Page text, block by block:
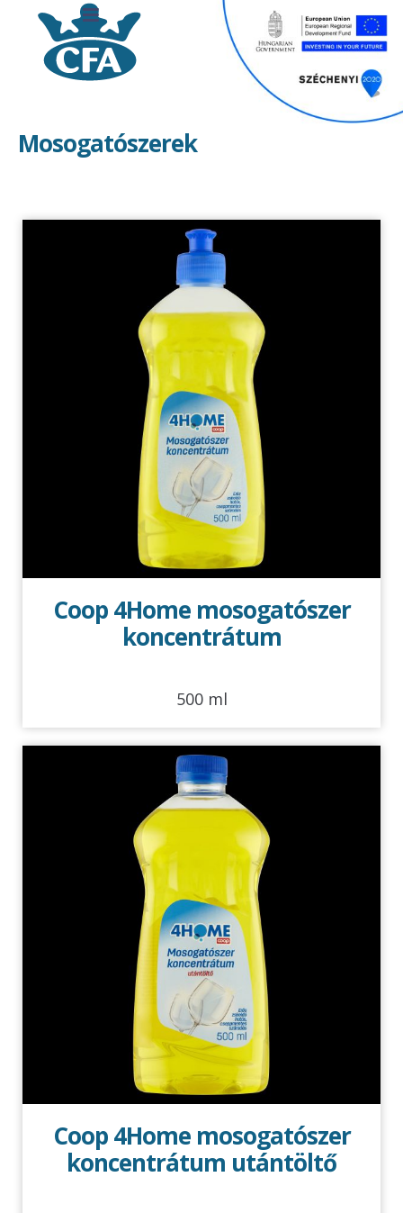
Mosogatószerek
Coop 4Home mosogatószer
koncentrátum
500 ml
Coop 4Home mosogatószer
koncentrátum utántöltő